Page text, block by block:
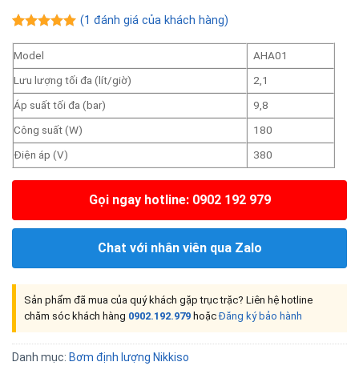
dựa trên
(1 đánh giá của khách hàng)
Model
AHA01
Lưu lượng tối đa (lít/giờ)
2,1
Áp suất tối đa (bar)
9,8
Công suất (W)
180
Điện áp (V)
380
Gọi ngay hotline: 0902 192 979
Chat với nhân viên qua Zalo
Sản phẩm đã mua của quý khách gặp trục trặc? Liên hệ hotline
chăm sóc khách hàng 0902.192.979 hoặcĐăng ký bảo hành
Danh mục: Bơm định lượng Nikkiso